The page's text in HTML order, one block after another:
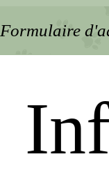
Formulaire